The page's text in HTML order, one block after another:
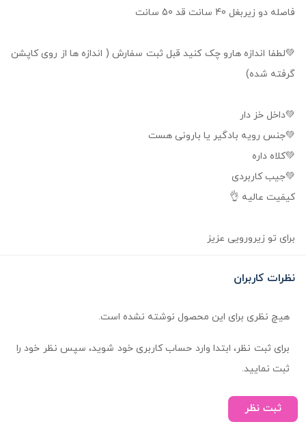
فاصله دو زیربغل 40 سانت قد 50 سانت
💚لطفا اندازه هارو چک کنید قبل ثبت سفارش ( اندازه ها از روی کاپشن
گرفته شده)
💚داخل خز دار
💚جنس رویه بادگیر یا بارونی هست
💚کلاه داره
💚جیب کاربردی
کیفیت عالیه 👌
برای تو زیرورویی عزیز
نظرات کاربران
هیچ نظری برای این محصول نوشته نشده است.
برای ثبت نظر، ابتدا وارد حساب کاربری خود شوید، سپس نظر خود را
ثبت نمایید.
ثبت نظر